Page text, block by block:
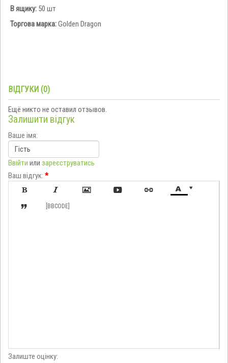
В ящику: 50 шт
Торгова марка:Golden Dragon
ВІДГУКИ (0)
Ещё никто не оставил отзывов.
Залишити відгук
Ваше імя:
Ввійти или зареєструватись
Ваш відгук: *

     
 [BBCODE]
Залиште оцінку: